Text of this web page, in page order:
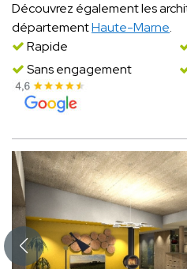
Découvrez également les
départementHaute-Marne.
Rapide
Sans engagement